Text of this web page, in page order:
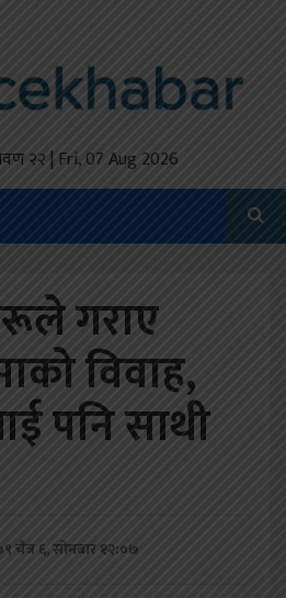
२२ | Fri, 07 Aug 2026
गराए
विवाह,
पनि साथी
चैत्र ६, सोमबार १२:०७